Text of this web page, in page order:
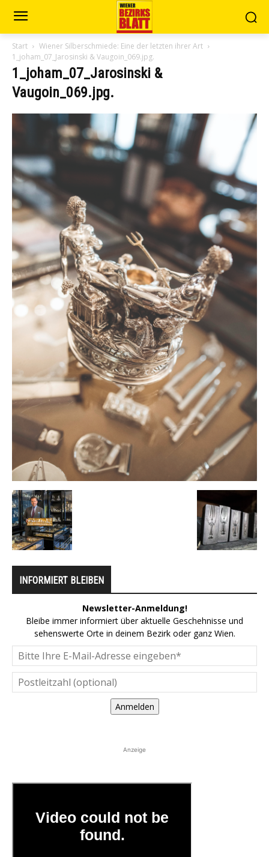
Start
Wiener Silberschmiede: Eine der letzten ihrer Art
1_joham_07_Jarosinski & Vaugoin_069.jpg.
1_joham_07_Jarosinski &
Vaugoin_069.jpg.
INFORMIERT BLEIBEN
Newsletter-Anmeldung!
Bleibe immer informiert über aktuelle Geschehnisse und
sehenswerte Orte in deinem Bezirk oder ganz Wien.
Anmelden
Anzeige